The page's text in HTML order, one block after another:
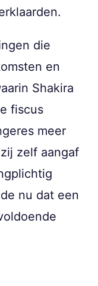
die
en
Shakira
fiscus
meer
zelf aangaf
nu dat een